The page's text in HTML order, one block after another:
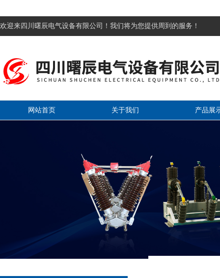
欢迎来四川曙辰电气设备有限公司！我们将为您提供周到的服务！
网站首页 关于我们 产品展